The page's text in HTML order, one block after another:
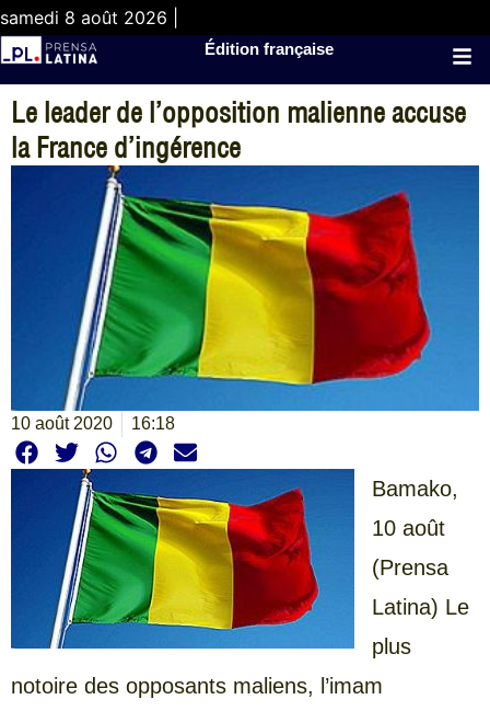
samedi 8 août 2026 |
Édition française
Le leader de l’opposition malienne accuse
la France d’ingérence
10 août 2020 16:18
Bamako,
10 août
(Prensa
Latina) Le
plus
notoire des opposants maliens, l’imam